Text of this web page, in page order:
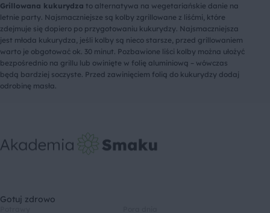
Grillowana kukurydza to alternatywa na wegetariańskie danie na
letnie party. Najsmaczniejsze są kolby zgrillowane z liśćmi, które
zdejmuje się dopiero po przygotowaniu kukurydzy. Najsmaczniejsza
jest młoda kukurydza, jeśli kolby są nieco starsze, przed grillowaniem
warto je obgotować ok. 30 minut. Pozbawione liści kolby można ułożyć
bezpośrednio na grillu lub owinięte w folię aluminiową – wówczas
będą bardziej soczyste. Przed zawinięciem folią do kukurydzy dodaj
odrobinę masła.
Gotuj zdrowo